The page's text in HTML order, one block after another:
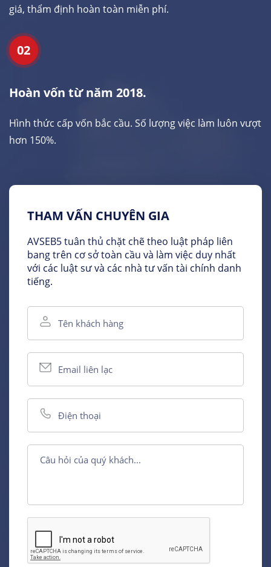
THAM VẤN CHUYÊN GIA
AVSEB5 tuân thủ chặt chẽ theo luật pháp liên
bang trên cơ sở toàn cầu và làm việc duy nhất
với các luật sư và các nhà tư vấn tài chính danh
tiếng.
giá, thẩm định hoàn toàn miễn phí.
02
Hoàn vốn từ năm 2018.
Hình thức cấp vốn bắc cầu. Số lượng việc làm luôn vượt
hơn 150%.